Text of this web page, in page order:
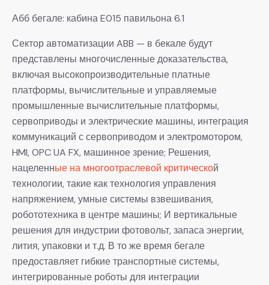
Абб бегале: кабина E015 павильона 6.1
Сектор автоматизации ABB — в бекале будут
представлены многочисленные доказательства,
включая высокопроизводительные платные
платформы, вычислительные и управляемые
промышленные вычислительные платформы,
сервоприводы и электрические машины, интеграция
коммуникаций с сервоприводом и электромотором,
HMI, OPC UA FX, машинное зрение; Решения,
нацеленные на многоотраслевой критической
технологии, такие как технология управления
напряжением, умные системы взвешивания,
робототехника в центре машины; И вертикальные
решения для индустрии фотовольт, запаса энергии,
лития, упаковки и т.д. В то же время бегале
предоставляет гибкие транспортные системы,
интегрированные роботы для интеграции